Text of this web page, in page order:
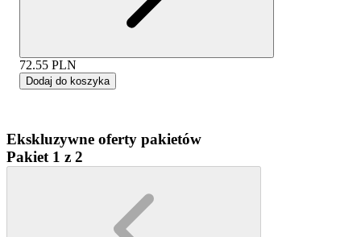
72.55 PLN
Dodaj do koszyka
Ekskluzywne oferty pakietów
Pakiet 1 z 2